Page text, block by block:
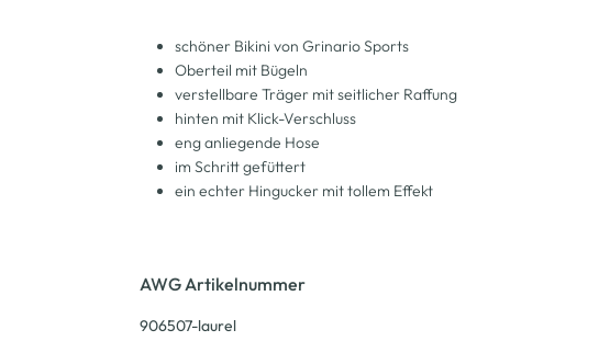
schöner Bikini von Grinario Sports
Oberteil mit Bügeln
verstellbare Träger mit seitlicher Raffung
hinten mit Klick-Verschluss
eng anliegende Hose
im Schritt gefüttert
ein echter Hingucker mit tollem Effekt
AWG Artikelnummer
906507-laurel